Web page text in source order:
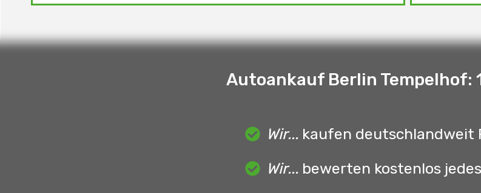
Autoankauf Berlin Tempelhof:
Wir... kaufen deutschlandweit
Wir... bewerten kostenlos